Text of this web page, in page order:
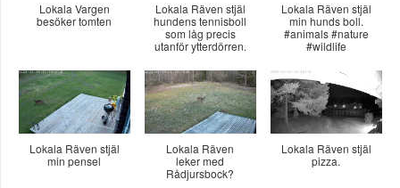
Lokala Vargen
besöker tomten
Lokala Räven stjäl
hundens tennisboll
som låg precis
utanför ytterdörren.
Lokala Räven stjäl
min hunds boll.
#animals #nature
#wildlife
Lokala Räven stjäl
min pensel
Lokala Räven
leker med
Rådjursbock?
Lokala Räven stjäl
pizza.